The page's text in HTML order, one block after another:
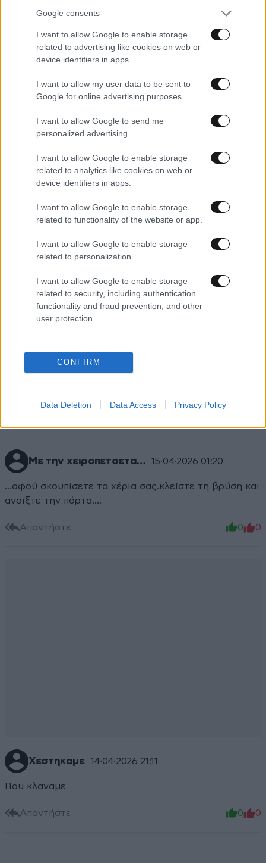
Google consents
I want to allow Google to enable storage
related to advertising like cookies on web or
device identifiers in apps.
I want to allow my user data to be sent to
Google for online advertising purposes.
I want to allow Google to send me
personalized advertising.
I want to allow Google to enable storage
related to analytics like cookies on web or
device identifiers in apps.
I want to allow Google to enable storage
related to functionality of the website or app.
I want to allow Google to enable storage
related to personalization.
I want to allow Google to enable storage
related to security, including authentication
functionality and fraud prevention, and other
user protection.
CONFIRM
Data Deletion Data Access Privacy Policy
ΣΧΌΛΙΑ ΑΝΑΓΝΩΣΤΏΝ
ΠΡΟΣΘΕΣΤΕ ΤΟ ΣΧΟΛΙΟ ΣΑΣ
Xαρακτήρες: 0/1000
Διαβάστε και ακολουθήστε τους κανόνες σχολιασμού
ΠΡΟΣΘΗΚΗ
Με την χειροπετσετα… 15·04·2026 01:20
…αφού σκουπίσετε τα χέρια σας.κλείστε τη βρύση και
ανοίξτε την πόρτα….
Απαντήστε 0 0
Χεστηκαμε 14·04·2026 21:11
Που κλαναμε
Απαντήστε 0 0